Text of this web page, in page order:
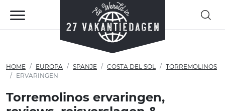
HOME EUROPA SPANJE COSTA DEL SOL
TORREMOLINOS
ERVARINGEN
Torremolinos ervaringen,